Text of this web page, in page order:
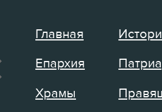
Главная
Епархия
Храмы